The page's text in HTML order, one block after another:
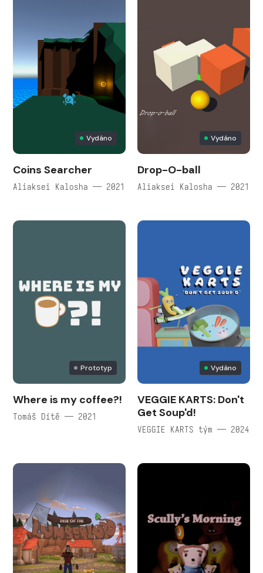
Vydáno
Coins Searcher
Aliaksei Kalosha — 2021
Vydáno
Drop-O-ball
Aliaksei Kalosha — 2021
Prototyp
Where is my coffee?!
Tomáš Dítě — 2021
Vydáno
VEGGIE KARTS: Don't
Get Soup'd!
VEGGIE KARTS tým — 2024